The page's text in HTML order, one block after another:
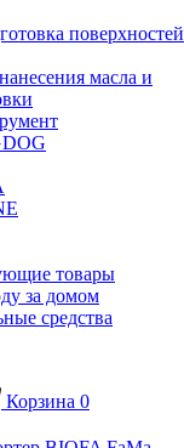
поверхностей
масла и
товары
за домом
средства
Корзина 0